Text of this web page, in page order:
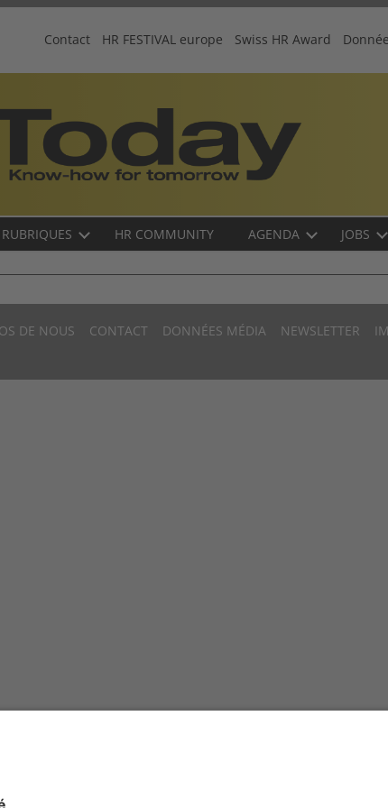
Contact HR FESTIVAL europe Swiss HR Award
RUBRIQUES HR COMMUNITY AGENDA JOBS
DE NOUS CONTACT DONNÉES MÉDIA NEWSLETTER